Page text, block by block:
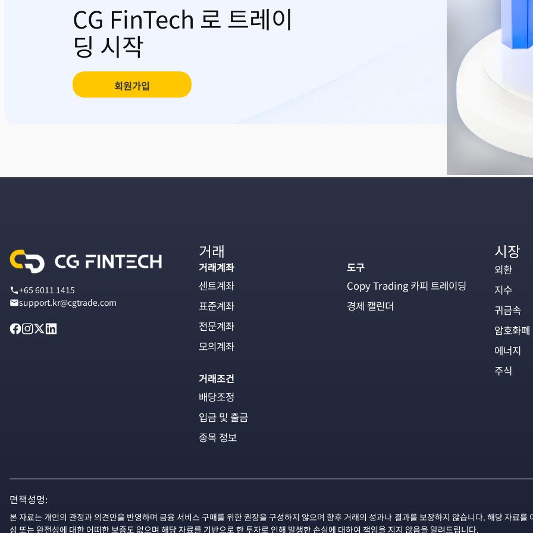
CG FinTech 로 트레이
딩 시작
회원가입
+65 6011 1415
support.kr@cgtrade.com
거래
거래계좌
센트계좌
표준계좌
전문계좌
모의계좌
거래조건
배당조정
입금 및 출금
종목 정보
도구
Copy Trading 카피 트레이딩
경제 캘린더
시장
외환
지수
귀금속
암호화폐
에너지
주식
면책성명:
본 자료는 개인의 관정과 의견만을 반영하며 금융 서비스 구매를 위한 권장을 구성하지 않으며 향후 거래의 성과나 결과를 보장하지 않습니다. 해당 자료
성 또는 완전성에 대한 어떠한 보증도 없으며 해당 자료를 기반으로 한 투자로 인해 발생한 손실에 대하여 책임을 지지 않음을 알려드립니다.